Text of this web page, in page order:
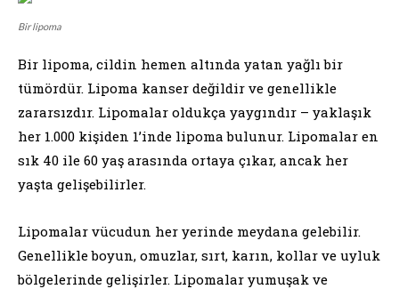
Bir lipoma
Bir lipoma, cildin hemen altında yatan yağlı bir
tümördür. Lipoma kanser değildir ve genellikle
zararsızdır. Lipomalar oldukça yaygındır – yaklaşık
her 1.000 kişiden 1’inde lipoma bulunur. Lipomalar en
sık 40 ile 60 yaş arasında ortaya çıkar, ancak her
yaşta gelişebilirler.
Lipomalar vücudun her yerinde meydana gelebilir.
Genellikle boyun, omuzlar, sırt, karın, kollar ve uyluk
bölgelerinde gelişirler. Lipomalar yumuşak ve